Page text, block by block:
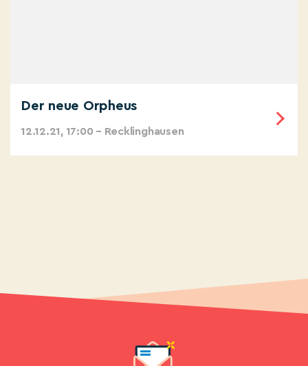
Der neue Orpheus
12.12.21, 17:00 – Recklinghausen